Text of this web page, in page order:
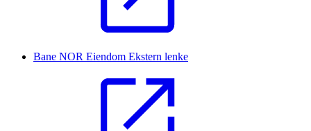
Bane NOR Eiendom Ekstern lenke